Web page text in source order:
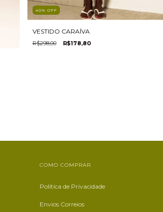
40% OFF
VESTIDO CARAÍVA
R$298,00 R$178,80
COMO COMPRAR
Política de Privacidade
Envios Correios